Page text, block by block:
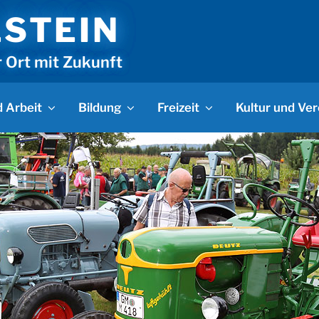
Ort mit Zukunft
Arbeit Bildung Freizeit Kultur und